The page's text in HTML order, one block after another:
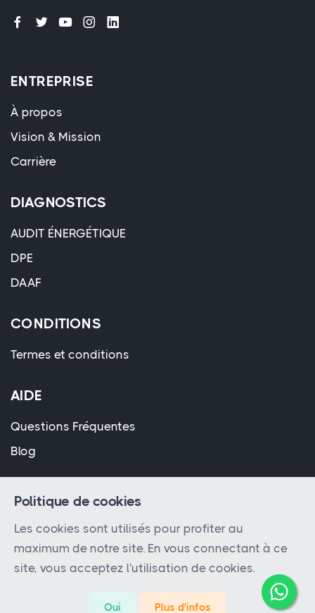
ENTREPRISE
À propos
Vision & Mission
Carrière
DIAGNOSTICS
AUDIT ÉNERGÉTIQUE
DPE
DAAF
CONDITIONS
Termes et conditions
AIDE
Questions Fréquentes
Blog
© 2023 - 2026 Tous droits réservés parBimmo
Diagnostic
Politique de cookies
Les cookies sont utilisés pour profiter au
maximum de notre site. En vous connectant à ce
site, vous acceptez l'utilisation de cookies.
Oui Plus d'infos